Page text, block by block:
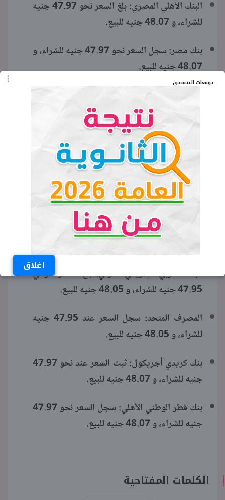
توقعات التنسيق
اغلاق
البنك الأهلي المصري: بلغ السعر نحو 47.97 جنيه
للشراء، و 48.07 جنيه للبيع.
بنك مصر: سجل السعر نحو 47.97 جنيه للشراء، و
48.07 جنيه للبيع.
48.25 جنيه للشراء، و 48.35 جنيه للبيع.
بنك القاهرة: وصل السعر إلى 48.2 جنيه للشراء، و
48.3 جنيه للبيع.
البنك التجاري الدولي "CIB": استقر السعر عند
47.96 جنيه للشراء، و 48.06 جنيه للبيع.
البنك العربي الإفريقي الدولي: بلغ السعر حوالي
47.95 جنيه للشراء، و 48.05 جنيه للبيع.
المصرف المتحد: سجل السعر عند 47.95 جنيه
للشراء، و 48.05 جنيه للبيع.
بنك كريدي أجريكول: ثبت السعر عند نحو 47.97
جنيه للشراء، و 48.07 جنيه للبيع.
بنك قطر الوطني الأهلي: سجل السعر نحو 47.97
جنيه للشراء، و 48.07 جنيه للبيع.
الكلمات المفتاحية